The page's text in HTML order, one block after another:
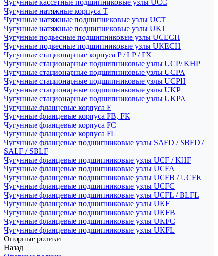
Чугунные кассетные подшипниковые узлы UCC
Чугунные натяжные корпуса T
Чугунные натяжные подшипниковые узлы UCT
Чугунные натяжные подшипниковые узлы UKT
Чугунные подвесные подшипниковые узлы UCECH
Чугунные подвесные подшипниковые узлы UKECH
Чугунные стационарные корпуса P / LP / PX
Чугунные стационарные подшипниковые узлы UCP/ KHP
Чугунные стационарные подшипниковые узлы UCPA
Чугунные стационарные подшипниковые узлы UCPH
Чугунные стационарные подшипниковые узлы UKP
Чугунные стационарные подшипниковые узлы UKPA
Чугунные фланцевые корпуса F
Чугунные фланцевые корпуса FB, FK
Чугунные фланцевые корпуса FC
Чугунные фланцевые корпуса FL
Чугунные фланцевые подшипниковые узлы SAFD / SBFD /
SALF / SBLF
Чугунные фланцевые подшипниковые узлы UCF / KHF
Чугунные фланцевые подшипниковые узлы UCFA
Чугунные фланцевые подшипниковые узлы UCFB / UCFK
Чугунные фланцевые подшипниковые узлы UCFC
Чугунные фланцевые подшипниковые узлы UCFL / BLFL
Чугунные фланцевые подшипниковые узлы UKF
Чугунные фланцевые подшипниковые узлы UKFB
Чугунные фланцевые подшипниковые узлы UKFC
Чугунные фланцевые подшипниковые узлы UKFL
Опорные ролики
Назад